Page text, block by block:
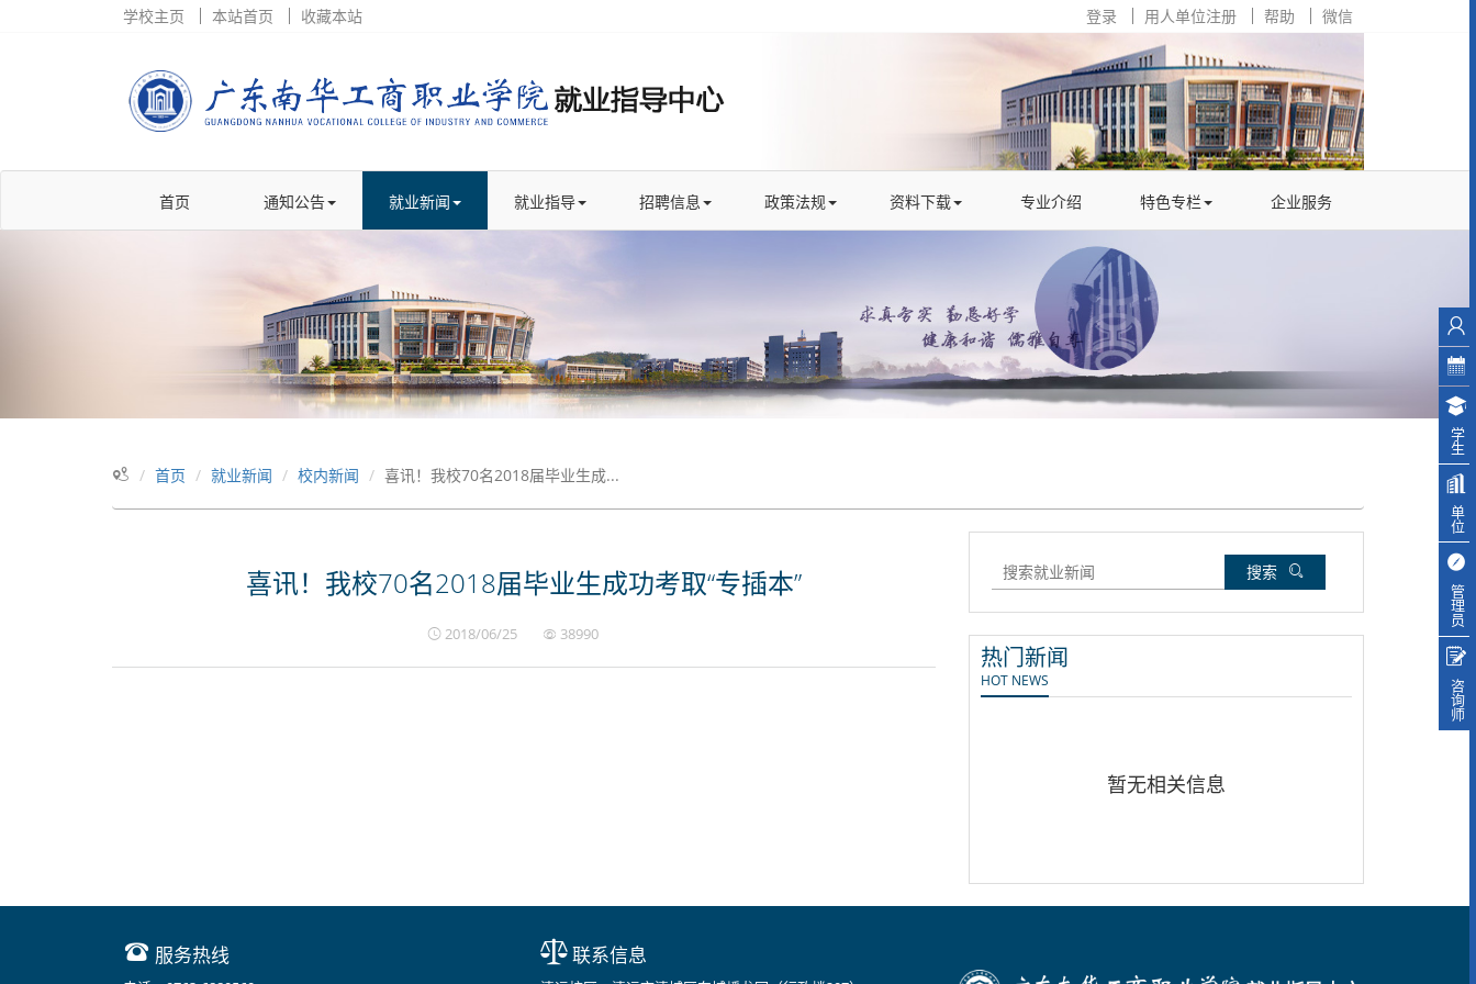
学校主页 本站首页 收藏本站 登录 用人单位注册 帮助 微信
首页 通知公告 就业新闻 就业指导 招聘信息 政策法规 资料下载 专业介绍 特色专栏 企业服务
首页 就业新闻 校内新闻 喜讯！我校70名2018届毕业生成...
喜讯！我校70名2018届毕业生成功考取“专插本”
2018/06/25 38990
搜索
热门新闻
HOT NEWS
暂无相关信息
学生
单位
管理员
咨询师
服务热线 联系信息